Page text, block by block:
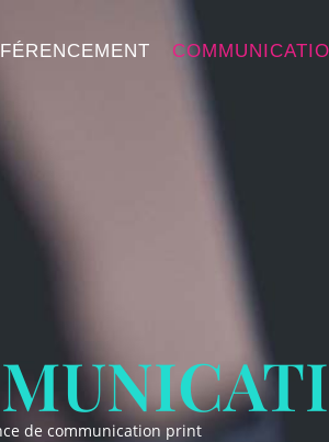
de communication print